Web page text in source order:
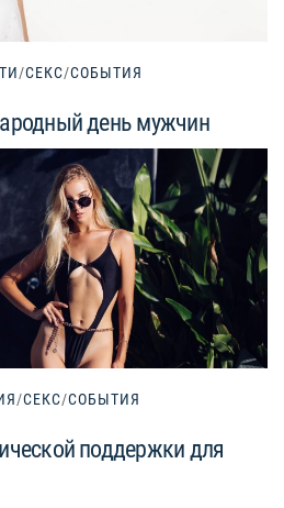
/СЕКС/СОБЫТИЯ
день мужчин
/СЕКС/СОБЫТИЯ
поддержки для